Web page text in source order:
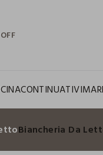
CONTINUATIVI
Biancheria Da